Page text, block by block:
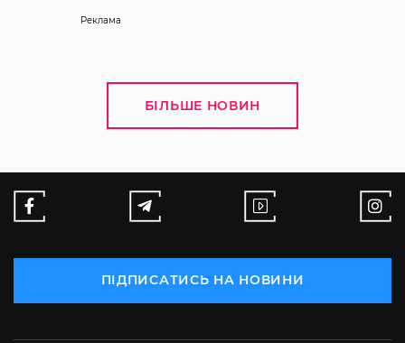
Реклама
БІЛЬШЕ НОВИН
ПІДПИСАТИСЬ НА НОВИНИ